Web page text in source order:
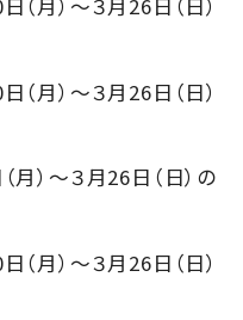
月）～３月26日（日）
月）～３月26日（日）
）～３月26日（日）の
月）～３月26日（日）